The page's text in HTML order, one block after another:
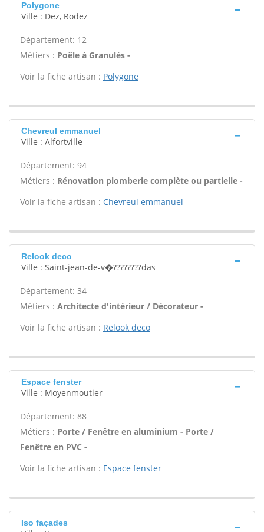
Polygone
Ville : Dez, Rodez
Département: 12
Métiers : Poêle à Granulés -
Voir la fiche artisan : Polygone
Chevreul emmanuel
Ville : Alfortville
Département: 94
Métiers : Rénovation plomberie complète ou partielle -
Voir la fiche artisan : Chevreul emmanuel
Relook deco
Ville : Saint-jean-de-v�????????das
Département: 34
Métiers : Architecte d'intérieur / Décorateur -
Voir la fiche artisan : Relook deco
Espace fenster
Ville : Moyenmoutier
Département: 88
Métiers : Porte / Fenêtre en aluminium - Porte /
Fenêtre en PVC -
Voir la fiche artisan : Espace fenster
Iso façades